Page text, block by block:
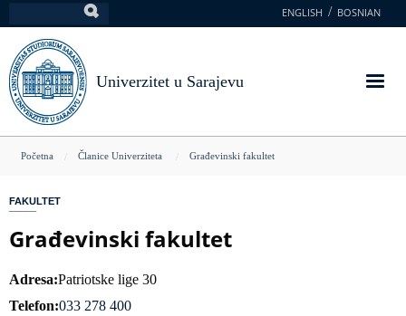
na
glavni
sadržaj
ENGLISH BOSNIAN
Univerzitet u Sarajevu
You
here
Početna Članice Univerziteta Građevinski fakultet
FAKULTET
Građevinski fakultet
Adresa Patriotske lige 30
Telefon 033 278 400